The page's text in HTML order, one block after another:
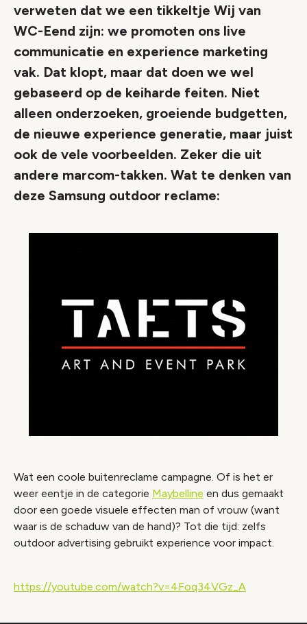
verweten dat we een tikkeltje Wij van
WC-Eend zijn: we promoten ons live
communicatie en experience marketing
vak. Dat klopt, maar dat doen we wel
gebaseerd op de keiharde feiten. Niet
alleen onderzoeken, groeiende budgetten,
de nieuwe experience generatie, maar juist
ook de vele voorbeelden. Zeker die uit
andere marcom-takken. Wat te denken van
deze Samsung outdoor reclame:
Wat een coole buitenreclame campagne. Of is het er
weer eentje in de categorie Maybelline en dus gemaakt
door een goede visuele effecten man of vrouw (want
waar is de schaduw van de hand)? Tot die tijd: zelfs
outdoor advertising gebruikt experience voor impact.
https://youtube.com/watch?v=4Foq34VGz_A